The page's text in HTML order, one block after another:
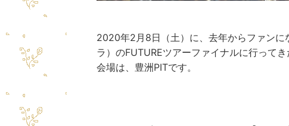
2020年2月8日（土）に、去年からファンに
ラ） のFUTUREツアーファイナルに行ってき
会場は、 豊洲PITです。